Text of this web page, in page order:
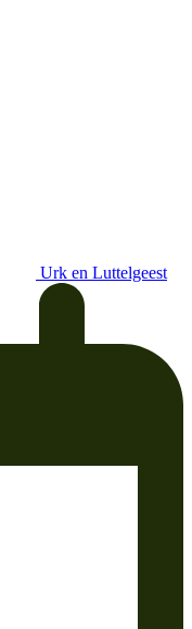
Urk en Luttelgeest